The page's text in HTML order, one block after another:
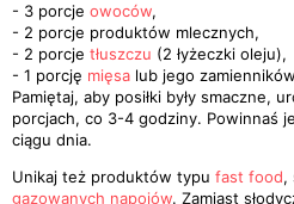
- 3 porcje owoców,
- 2 porcje produktów mlecznych,
- 2 porcje tłuszczu (2 łyżeczki oleju),
- 1 porcję mięsa lub jego
Pamiętaj, aby posiłki były smaczne,
porcjach, co 3-4 godziny. Powinnaś
ciągu dnia.
Unikaj też produktów typu fast food,
gazowanych napojów. Zamiast